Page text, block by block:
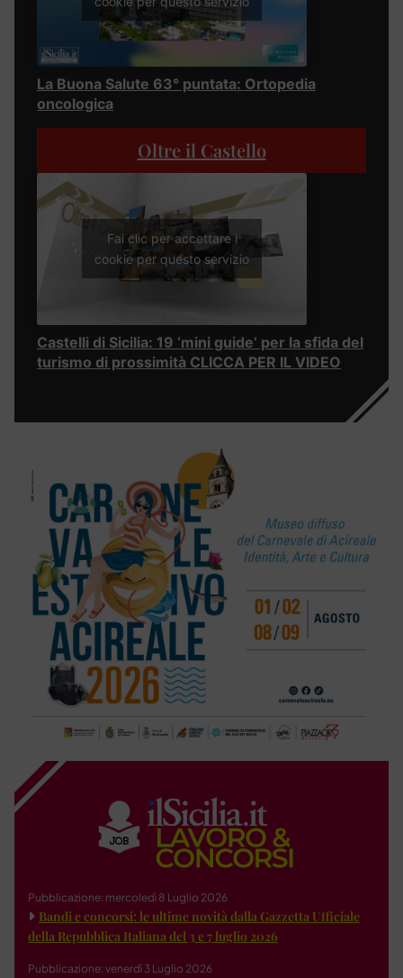
La Buona Salute 63° puntata: Ortopedia
oncologica
Oltre il Castello
Fai clic per accettare i
cookie per questo servizio
Castelli di Sicilia: 19 ‘mini guide’ per la sfida del
turismo di prossimità CLICCA PER IL VIDEO
Pubblicazione: mercoledì 8 Luglio 2026
Bandi e concorsi: le ultime novità dalla Gazzetta Ufficiale
della Repubblica Italiana del 3 e 7 luglio 2026
Pubblicazione: venerdì 3 Luglio 2026